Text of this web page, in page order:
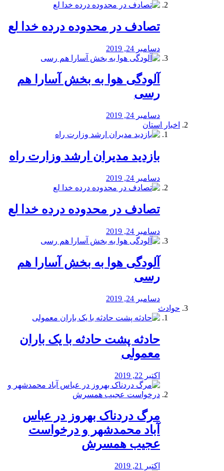
تصادف در محدوده درده خدا لع
دسامبر 24, 2019
آلودگی هوا به بخش آسارا هم
رسی
دسامبر 24, 2019
اخبار استان
بازدید مدیران ارشد وزارت راه
دسامبر 24, 2019
تصادف در محدوده درده خدا لع
دسامبر 24, 2019
آلودگی هوا به بخش آسارا هم
رسی
دسامبر 24, 2019
حوادث
️حادثه پشت حادثه با یک باران
معمولی
اکتبر 22, 2019
مرگ دردناک بهروز در عباس
آباد محمدشهر و درخواست
عجیب همسرش
اکتبر 21, 2019